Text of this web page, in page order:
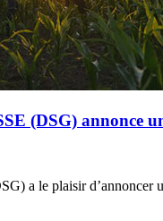
(DSG) annonce
a le plaisir